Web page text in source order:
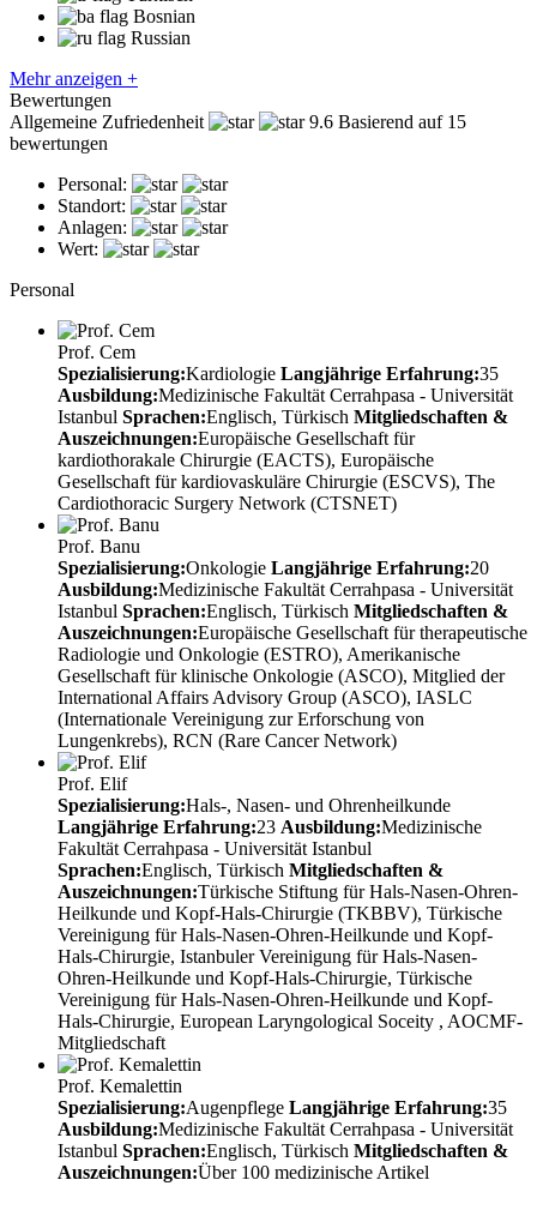
Bosnian
Russian
Mehr anzeigen +
Bewertungen
Allgemeine Zufriedenheit
9.6 Basierend auf 15
bewertungen
Personal:
Standort:
Anlagen:
Wert:
Personal
Prof. Cem
Spezialisierung:Kardiologie Langjährige Erfahrung:35
Ausbildung:Medizinische Fakultät Cerrahpasa - Universität
Istanbul Sprachen:Englisch, Türkisch Mitgliedschaften &
Auszeichnungen:Europäische Gesellschaft für
kardiothorakale Chirurgie (EACTS), Europäische
Gesellschaft für kardiovaskuläre Chirurgie (ESCVS), The
Cardiothoracic Surgery Network (CTSNET)
Prof. Banu
Spezialisierung:Onkologie Langjährige Erfahrung:20
Ausbildung:Medizinische Fakultät Cerrahpasa - Universität
Istanbul Sprachen:Englisch, Türkisch Mitgliedschaften &
Auszeichnungen:Europäische Gesellschaft für therapeutische
Radiologie und Onkologie (ESTRO), Amerikanische
Gesellschaft für klinische Onkologie (ASCO), Mitglied der
International Affairs Advisory Group (ASCO), IASLC
(Internationale Vereinigung zur Erforschung von
Lungenkrebs), RCN (Rare Cancer Network)
Prof. Elif
Spezialisierung:Hals-, Nasen- und Ohrenheilkunde
Langjährige Erfahrung:23 Ausbildung:Medizinische
Fakultät Cerrahpasa - Universität Istanbul
Sprachen:Englisch, Türkisch Mitgliedschaften &
Auszeichnungen:Türkische Stiftung für Hals-Nasen-Ohren-
Heilkunde und Kopf-Hals-Chirurgie (TKBBV), Türkische
Vereinigung für Hals-Nasen-Ohren-Heilkunde und Kopf-
Hals-Chirurgie, Istanbuler Vereinigung für Hals-Nasen-
Ohren-Heilkunde und Kopf-Hals-Chirurgie, Türkische
Vereinigung für Hals-Nasen-Ohren-Heilkunde und Kopf-
Hals-Chirurgie, European Laryngological Soceity , AOCMF-
Mitgliedschaft
Prof. Kemalettin
Spezialisierung:Augenpflege Langjährige Erfahrung:35
Ausbildung:Medizinische Fakultät Cerrahpasa - Universität
Istanbul Sprachen:Englisch, Türkisch Mitgliedschaften &
Auszeichnungen:Über 100 medizinische Artikel